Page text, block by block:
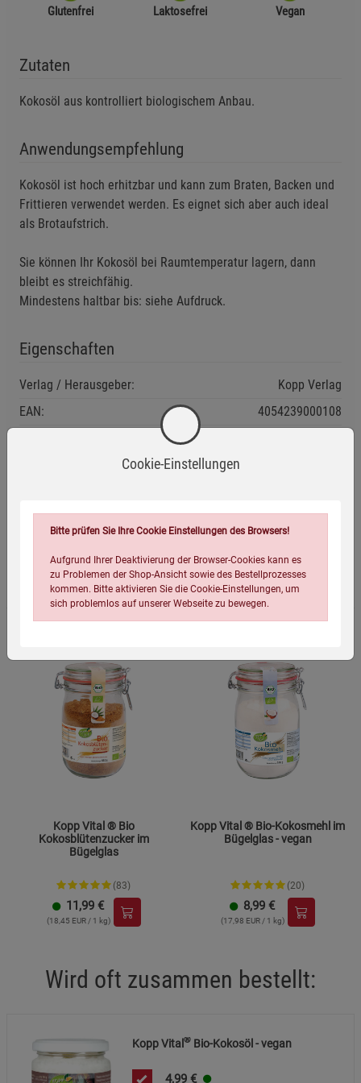
Glutenfrei Laktosefrei Vegan
Zutaten
Kokosöl aus kontrolliert biologischem Anbau.
Anwendungsempfehlung
Kokosöl ist hoch erhitzbar und kann zum Braten, Backen und
Frittieren verwendet werden. Es eignet sich aber auch ideal
als Brotaufstrich.
Sie können Ihr Kokosöl bei Raumtemperatur lagern, dann
bleibt es streichfähig.
Mindestens haltbar bis: siehe Aufdruck.
Eigenschaften
Verlag / Herausgeber:
Kopp Verlag
EAN:
4054239000108
Verpackungsgewicht:
Passend dazu
Kopp Vital ® Bio
Kokosblütenzucker im
Bügelglas
(83)
11,99 €
(18,45 EUR / 1 kg)
Kopp Vital ® Bio-Kokosmehl im
Bügelglas - vegan
(20)
8,99 €
(17,98 EUR / 1 kg)
Wird oft zusammen bestellt:
Kopp Vital® Bio-Kokosöl - vegan
4,99 €
Cookie-Einstellungen
Bitte prüfen Sie Ihre Cookie Einstellungen des Browsers!
Aufgrund Ihrer Deaktivierung der Browser-Cookies kann es
zu Problemen der Shop-Ansicht sowie des Bestellprozesses
kommen. Bitte aktivieren Sie die Cookie-Einstellungen, um
sich problemlos auf unserer Webseite zu bewegen.
Einstellungen speichern für die GruppeEinstellungen speichern für die Gruppe
Notwendige Cookies (5)
Cookie-Informationen anzeigen
Cookie-Informationen anzeigen
Statistik Cookies (2) Statistik Cookies
Beschreibung Statistik Cookies